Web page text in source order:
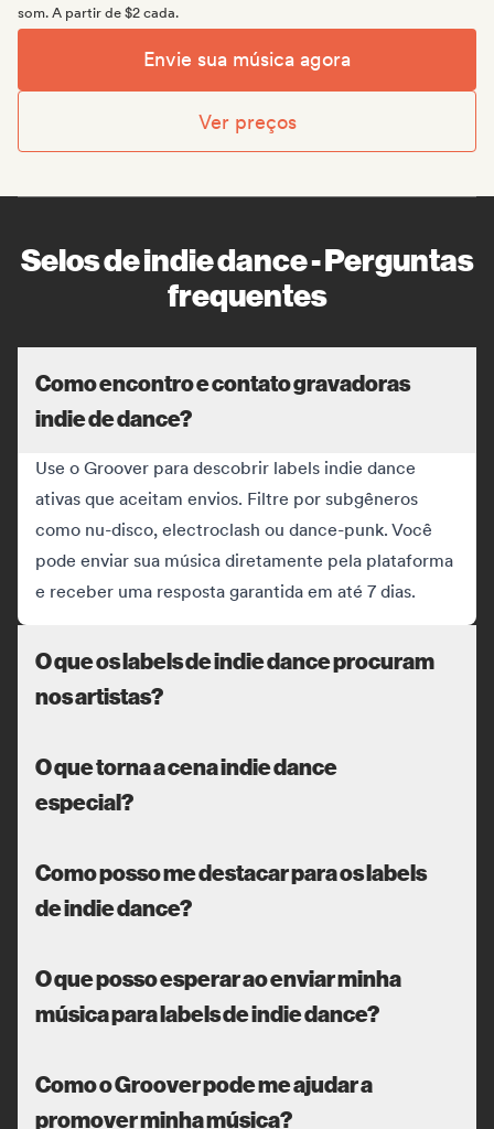
som. A partir de $2 cada.
Envie sua música agora
Ver preços
Selos de indie dance - Perguntas
frequentes
Como encontro e contato gravadoras
indie de dance?
Use o Groover para descobrir labels indie dance
ativas que aceitam envios. Filtre por subgêneros
como nu-disco, electroclash ou dance-punk. Você
pode enviar sua música diretamente pela plataforma
e receber uma resposta garantida em até 7 dias.
O que os labels de indie dance procuram
nos artistas?
O que torna a cena indie dance
especial?
Como posso me destacar para os labels
de indie dance?
O que posso esperar ao enviar minha
música para labels de indie dance?
Como o Groover pode me ajudar a
promover minha música?